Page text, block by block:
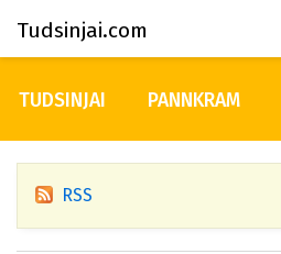
Tudsinjai.com
TUDSINJAI PANNKRAM
RSS